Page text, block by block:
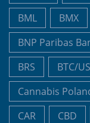
BML
BMX
BNP Paribas
BRS
BTC/
Cannabis
CAR
CBD